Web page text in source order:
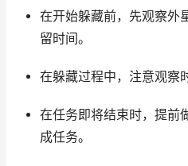
在开始躲藏前，先观察外
留时间。
在躲藏过程中，注意观察
在任务即将结束时，提前
成任务。